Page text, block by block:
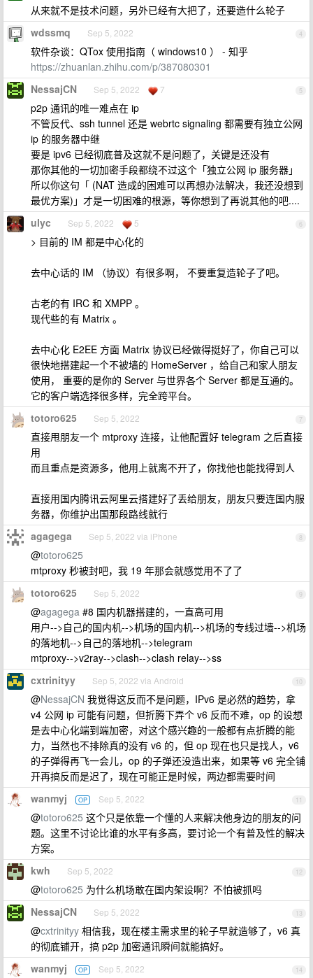
从来就不是技术问题，另外已经有大把了，还要造什么轮子
4
wdssmq Sep 5, 2022
软件杂谈：QTox 使用指南（ windows10 ） - 知乎
https://zhuanlan.zhihu.com/p/387080301
5
NessajCN Sep 5, 2022 7
p2p 通讯的唯一难点在 ip
不管反代、ssh tunnel 还是 webrtc signaling 都需要有独立公网
ip 的服务器中继
要是 ipv6 已经彻底普及这就不是问题了，关键是还没有
那你其他的一切加密手段都绕不过这个「独立公网 ip 服务器」
所以你这句「 (NAT 造成的困难可以再想办法解决，我还没想到
最优方案)」才是一切困难的根源，等你想到了再说其他的吧....
6
ulyc Sep 5, 2022 5
> 目前的 IM 都是中心化的
去中心话的 IM （协议）有很多啊， 不要重复造轮子了吧。
古老的有 IRC 和 XMPP 。
现代些的有 Matrix 。
去中心化 E2EE 方面 Matrix 协议已经做得挺好了，你自己可以
很快地搭建起一个不被墙的 HomeServer ，给自己和家人朋友
使用， 重要的是你的 Server 与世界各个 Server 都是互通的。
它的客户端选择很多样，完全跨平台。
7
totoro625 Sep 5, 2022
直接甩朋友一个 mtproxy 连接，让他配置好 telegram 之后直接
用
而且重点是资源多，他用上就离不开了，你找他也能找得到人
直接用国内腾讯云阿里云搭建好了丢给朋友，朋友只要连国内服
务器，你维护出国那段路线就行
8
agagega Sep 5, 2022 via iPhone
@totoro625
mtproxy 秒被封吧，我 19 年那会就感觉用不了了
9
totoro625 Sep 5, 2022
@agagega #8 国内机器搭建的，一直高可用
用户-->自己的国内机-->机场的国内机-->机场的专线过墙-->机场
的落地机-->自己的落地机-->telegram
mtproxy-->v2ray-->clash-->clash relay-->ss
10
cxtrinityy Sep 5, 2022 via Android
@NessajCN 我觉得这反而不是问题，IPv6 是必然的趋势，拿
v4 公网 ip 可能有问题，但折腾下弄个 v6 反而不难，op 的设想
是去中心化端到端加密，对这个感兴趣的一般都有点折腾的能
力，当然也不排除真的没有 v6 的，但 op 现在也只是找人，v6
的子弹得再飞一会儿，op 的子弹还没造出来，如果等 v6 完全铺
开再搞反而是迟了，现在可能正是时候，两边都需要时间
11
wanmyj OP Sep 5, 2022
@totoro625 这个只是依靠一个懂的人来解决他身边的朋友的问
题。这里不讨论比谁的水平有多高，要讨论一个有普及性的解决
方案。
12
kwh Sep 5, 2022
@totoro625 为什么机场敢在国内架设啊？不怕被抓吗
13
NessajCN Sep 5, 2022
@cxtrinityy 相信我，现在楼主需求里的轮子早就造够了，v6 真
的彻底铺开，搞 p2p 加密通讯瞬间就能搞好。
14
wanmyj OP Sep 5, 2022